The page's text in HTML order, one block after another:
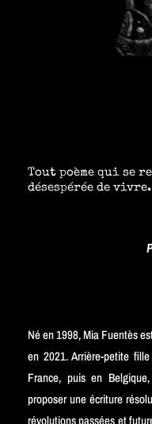
Tout poème qui se
désespérée de vivre.
Né en 1998, Mia Fuentès
en 2021. Arrière-petite
France, puis en
proposer une écriture
révolutions passées et